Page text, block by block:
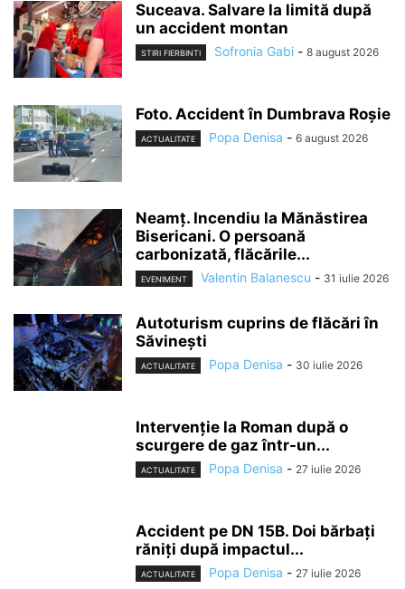
Suceava. Salvare la limită după
un accident montan
STIRI FIERBINTI Sofronia Gabi - 8 august 2026
Foto. Accident în Dumbrava Roșie
ACTUALITATE Popa Denisa - 6 august 2026
Neamț. Incendiu la Mănăstirea
Bisericani. O persoană
carbonizată, flăcările...
EVENIMENT Valentin Balanescu - 31 iulie 2026
Autoturism cuprins de flăcări în
Săvinești
ACTUALITATE Popa Denisa - 30 iulie 2026
Intervenție la Roman după o
scurgere de gaz într-un...
ACTUALITATE Popa Denisa - 27 iulie 2026
Accident pe DN 15B. Doi bărbați
răniți după impactul...
ACTUALITATE Popa Denisa - 27 iulie 2026